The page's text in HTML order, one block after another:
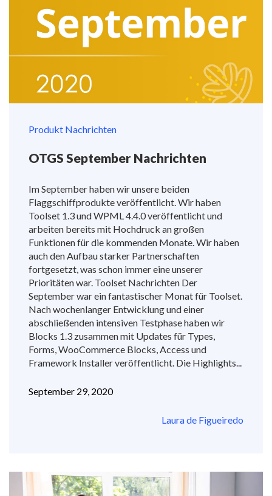
Produkt Nachrichten
OTGS September Nachrichten
Im September haben wir unsere beiden
Flaggschiffprodukte veröffentlicht. Wir haben
Toolset 1.3 und WPML 4.4.0 veröffentlicht und
arbeiten bereits mit Hochdruck an großen
Funktionen für die kommenden Monate. Wir haben
auch den Aufbau starker Partnerschaften
fortgesetzt, was schon immer eine unserer
Prioritäten war. Toolset Nachrichten Der
September war ein fantastischer Monat für Toolset.
Nach wochenlanger Entwicklung und einer
abschließenden intensiven Testphase haben wir
Blocks 1.3 zusammen mit Updates für Types,
Forms, WooCommerce Blocks, Access und
Framework Installer veröffentlicht. Die Highlights...
September 29, 2020
Laura de Figueiredo